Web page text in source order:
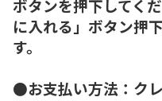
ボタンを押下してく
に入れる」ボタン押
す。
●お支払い方法：ク